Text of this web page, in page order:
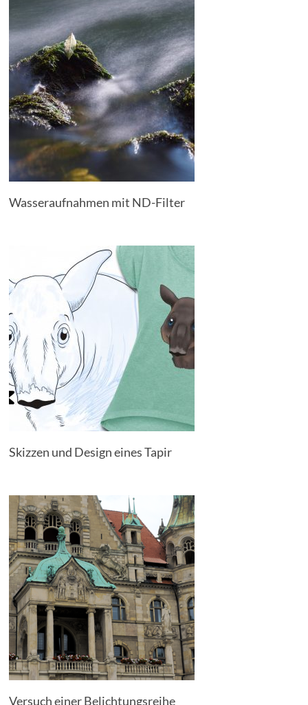
Wasseraufnahmen mit ND-Filter
Skizzen und Design eines Tapir
Versuch einer Belichtungsreihe